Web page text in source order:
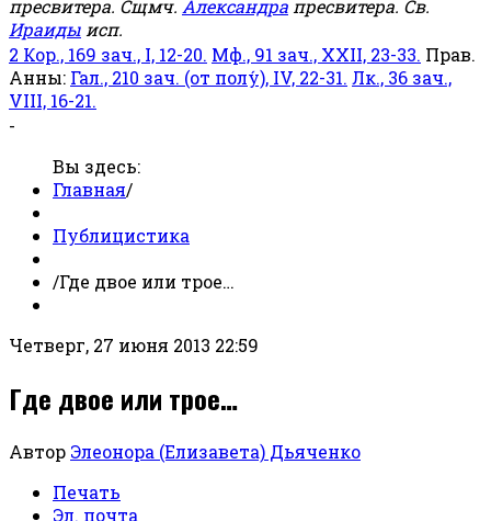
пресвитера. Сщмч. Александра пресвитера. Св.
Ираиды исп.
2 Кор., 169 зач., I, 12-20. Мф., 91 зач., XXII, 23-33. Прав.
Анны: Гал., 210 зач. (от полу́), IV, 22-31. Лк., 36 зач.,
VIII, 16-21.
-
Вы здесь:
Главная/
Публицистика
/Где двое или трое…
Четверг, 27 июня 2013 22:59
Где двое или трое…
Автор Элеонора (Елизавета) Дьяченко
Печать
Эл. почта